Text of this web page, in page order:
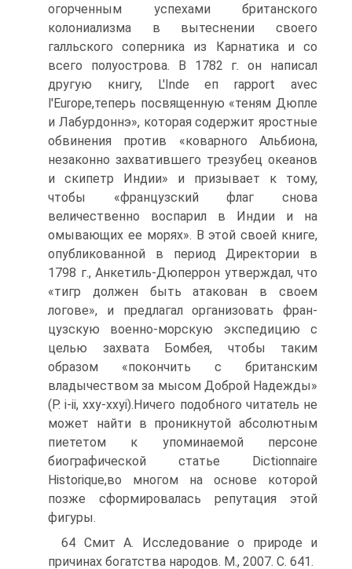
огорченным успехами британского
колониализма в вытеснении своего
галльского соперника из Карнатика и со
всего полуострова. В 1782 г. он написал
другую книгу, L'Inde еп rapport avec
l'Europe,теперь посвященную «теням Дюпле
и Лабурдоннэ», которая содержит яростные
обвинения против «коварного Альбиона,
незаконно захватившего трезубец океанов
и скипетр Индии» и призывает к тому,
чтобы «французский флаг снова
величественно воспарил в Индии и на
омывающих ее морях». В этой своей книге,
опубли­кованной в период Директории в
1798 г., Анкетиль-Дюперрон утверждал, что
«тигр должен быть атакован в своем
логове», и предлагал организовать фран­
цузскую военно-морскую экспедицию с
целью захвата Бомбея, чтобы таким
образом «покончить с британским
владычеством за мысом Доброй Надеж­ды»
(Р. і-іі, хху-ххуі).Ничего подобного читатель не
может найти в проник­нутой абсолютным
пиететом к упоминаемой персоне
биографической статье Dictionnaire
Historique,во многом на основе которой
позже сформировалась репутация этой
фигуры.
64 Смит А. Исследование о природе и
причинах богатства народов. М., 2007. С. 641.